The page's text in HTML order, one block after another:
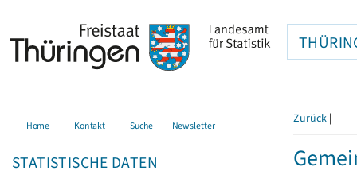
Home Kontakt Suche Newsletter
STATISTISCHE DATEN
Zurück |